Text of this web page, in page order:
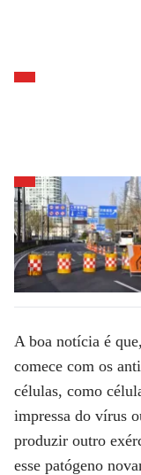
A boa notícia é
comece com os
células, como
impressa do vírus
produzir outro
esse patógeno